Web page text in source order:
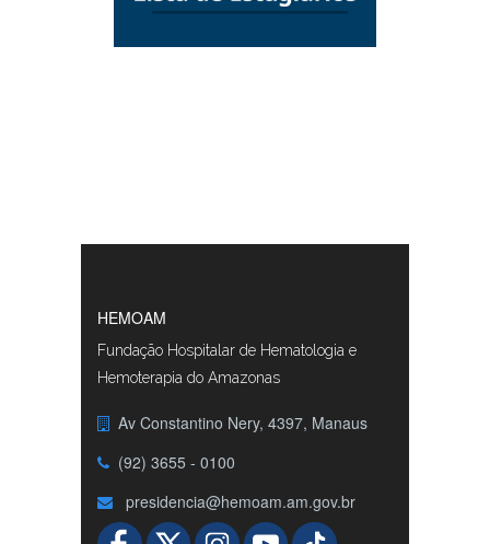
HEMOAM
Fundação Hospitalar de Hematologia e
Hemoterapia do Amazonas
Av Constantino Nery, 4397, Manaus
(92) 3655 - 0100
presidencia@hemoam.am.gov.br